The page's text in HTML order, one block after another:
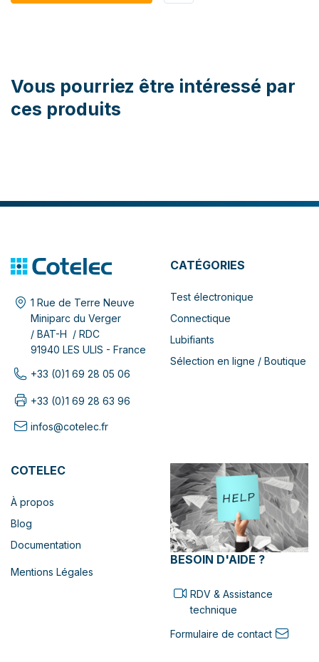
Vous pourriez être intéressé par
ces produits
1 Rue de Terre Neuve
Miniparc du Verger
/ BAT-H / RDC
91940 LES ULIS - France
+33 (0)1 69 28 05 06
+33 (0)1 69 28 63 96
infos@cotelec.fr
CATÉGORIES
Test électronique
Connectique
Lubifiants
Sélection en ligne / Boutique
COTELEC
À propos
Blog
Documentation
Mentions Légales
BESOIN D'AIDE ?
RDV & Assistance
technique
Formulaire de contact